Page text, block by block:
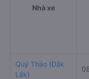
Nhà xe
Quý Thảo (Đắk
Lắk)